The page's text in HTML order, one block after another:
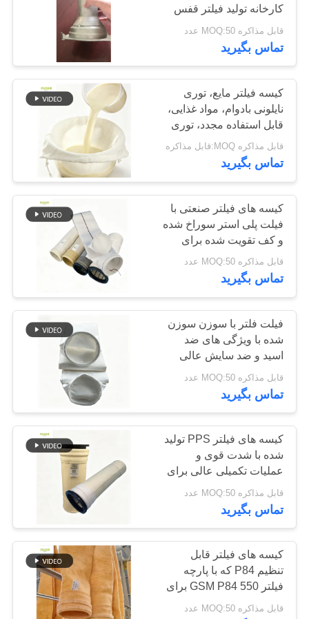
سیاست
حفظ
حریم
خصوصیکیسه فیلتر فایبرگلاس
67
کیسه فیلتر PTFE
45
کیسه های فیلتر
53
کیسه های فیلتر نمدی
44
کارخانه تولید فیلتر قفس
قابل مذاکره MOQ:50 عدد
تماس بگیرید
کیسه فیلتر مایع، توری
نایلونی بادوام، مواد غذایی،
قابل استفاده مجدد، توری
ریز، گزینه‌های میکرون
متعدد، بستن بند کشی
قابل مذاکره MOQ:قابل مذاکره
تماس بگیرید
کیسه های فیلتر صنعتی با
فیلت پلی استر سوراخ شده
و کف تقویت شده برای
عملکرد فیلترال گرد و غبار
قابل مذاکره MOQ:50 عدد
تماس بگیرید
فیلت فلتر با سوزن سوزن
شده با ویژگی های ضد
اسید و ضد سایش عالی
برای سیستم های جمع
آوری گرد و غبار
قابل مذاکره MOQ:50 عدد
تماس بگیرید
کیسه های فیلتر PPS تولید
شده با شدت قوی و
عملیات تکمیلی عالی برای
در کارخانه سیمان و دیگ
بخار زغال سنگ
قابل مذاکره MOQ:50 عدد
تماس بگیرید
کیسه های فیلتر قابل
تنظیم P84 که با پارچه
فیلتر 550 GSM P84 برای
سیستم های مختلف جمع
قابل مذاکره MOQ:50 عدد